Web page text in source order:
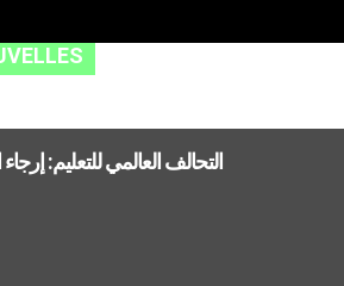
التحالف العالمي للتعليم: